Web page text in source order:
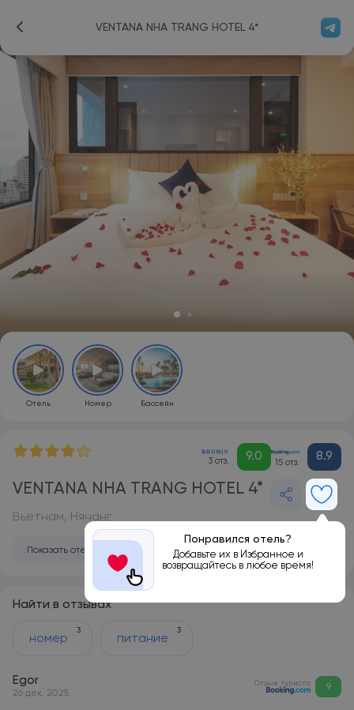
VENTANA NHA TRANG HOTEL 4*
Отель Номер Бассейн
3 отз. 9.0 15 отз. 8.9
VENTANA NHA TRANG HOTEL 4*
Понравился отель?
Добавьте их в Избранное и
возвращайтесь в любое время!
Вьетнам, Нячанг
Показать отель на карте
Найти в отзывах
номер
3
питание
3
Egor
26 дек. 2025
Отзыв туриста 9